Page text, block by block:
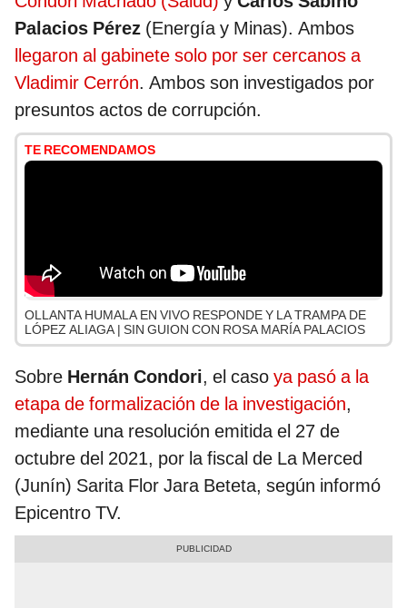
Palacios Pérez (Energía y Minas). Ambos
llegaron al gabinete solo por ser cercanos a
Vladimir Cerrón. Ambos son investigados por
presuntos actos de corrupción.
TE RECOMENDAMOS
OLLANTA HUMALA EN VIVO RESPONDE Y LA TRAMPA DE
LÓPEZ ALIAGA | SIN GUION CON ROSA MARÍA PALACIOS
Sobre Hernán Condori, el caso ya pasó a la
etapa de formalización de la investigación,
mediante una resolución emitida el 27 de
octubre del 2021, por la fiscal de La Merced
(Junín) Sarita Flor Jara Beteta, según informó
Epicentro TV.